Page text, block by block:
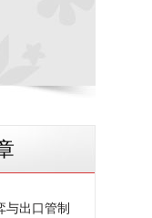
与出口管制